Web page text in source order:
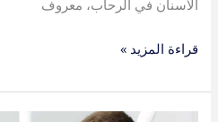
الأسنان في الرحاب، معروف
قراءة المزيد »